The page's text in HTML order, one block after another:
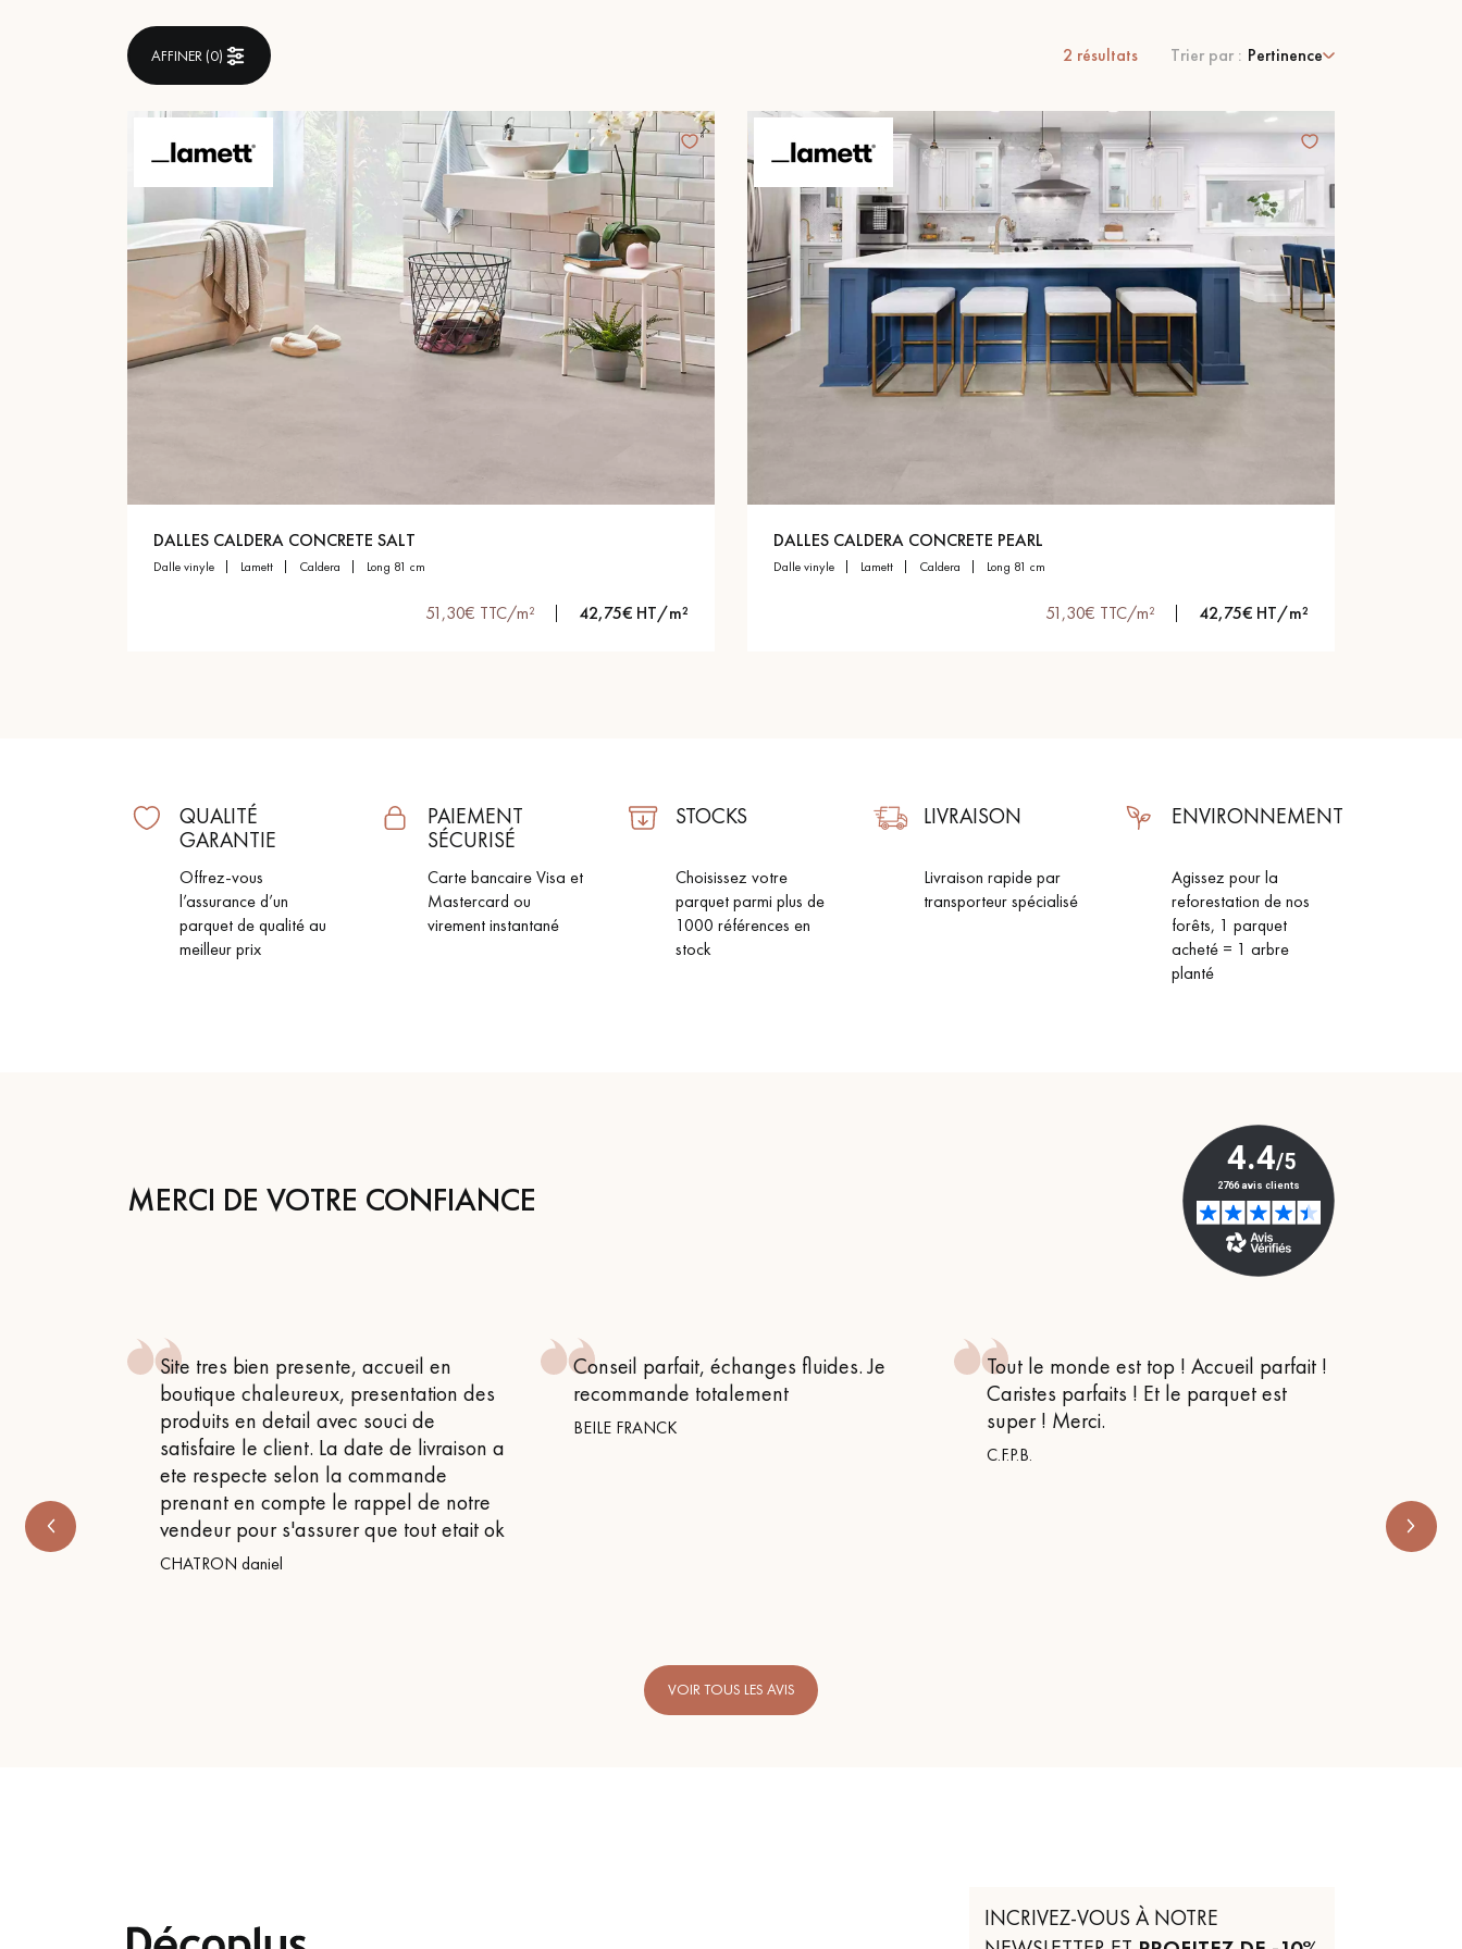
ACCESSOIRES
PARQUET D'INTÉRIEUR
Nos conseillers sont disponibles au
0805 82 82 82
VOUS AVEZ UN PROJET ?
Nos experts sont à votre disposition pour vous guider pas à pas dans le choix et la pose de votre parquet.
appelle
personnalisé
AFFINER (0) 2 résultats Trier par : Pertinence
DALLES CALDERA CONCRETE SALT
dalle vinyle lamett caldera long 81 cm
51,30€ TTC/m² 42,75€ HT/m²
DALLES CALDERA CONCRETE PEARL
dalle vinyle lamett caldera long 81 cm
51,30€ TTC/m² 42,75€ HT/m²
QUALITÉ
GARANTIE
Offrez-vous
l’assurance d’un
parquet de qualité au
meilleur prix
PAIEMENT
SÉCURISÉ
Carte bancaire Visa et
Mastercard ou
virement instantané
STOCKS
Choisissez votre
parquet parmi plus de
1000 références en
stock
LIVRAISON
Livraison rapide par
transporteur spécialisé
ENVIRONNEMENT
Agissez pour la
reforestation de nos
forêts, 1 parquet
acheté = 1 arbre
planté
MERCI DE VOTRE CONFIANCE
Site tres bien presente, accueil en
boutique chaleureux, presentation des
produits en detail avec souci de
satisfaire le client. La date de livraison a
ete respecte selon la commande
prenant en compte le rappel de notre
vendeur pour s'assurer que tout etait ok
CHATRON daniel
Conseil parfait, échanges fluides. Je
recommande totalement
BEILE FRANCK
Tout le monde est top ! Accueil parfait !
Caristes parfaits ! Et le parquet est
super ! Merci.
C.F.P.B.
VOIR TOUS LES AVIS
INCRIVEZ-VOUS À NOTRE